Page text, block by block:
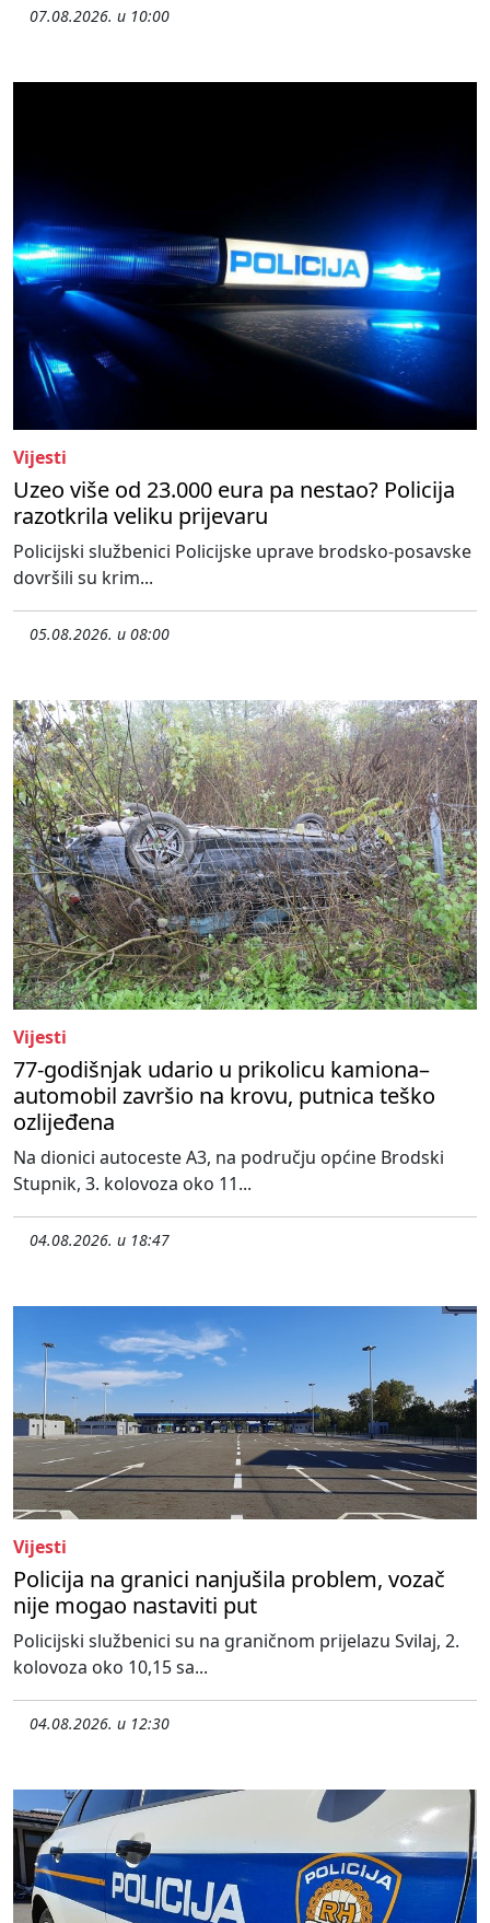
07.08.2026. u 10:00
Vijesti
Uzeo više od 23.000 eura pa nestao? Policija
razotkrila veliku prijevaru
Policijski službenici Policijske uprave brodsko-posavske
dovršili su krim...
05.08.2026. u 08:00
Vijesti
77-godišnjak udario u prikolicu kamiona–
automobil završio na krovu, putnica teško
ozlijeđena
Na dionici autoceste A3, na području općine Brodski
Stupnik, 3. kolovoza oko 11...
04.08.2026. u 18:47
Vijesti
Policija na granici nanjušila problem, vozač
nije mogao nastaviti put
Policijski službenici su na graničnom prijelazu Svilaj, 2.
kolovoza oko 10,15 sa...
04.08.2026. u 12:30